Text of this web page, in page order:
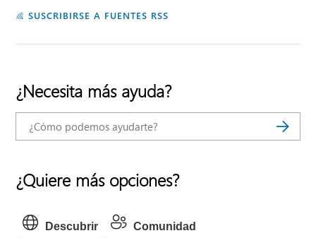
SUSCRIBIRSE A FUENTES RSS
¿Necesita más ayuda?
¿Quiere más opciones?
Descubrir Comunidad